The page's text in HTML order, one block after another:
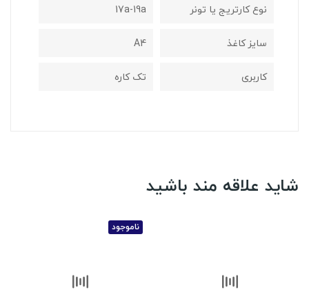
نوع کارتریج یا تونر
17a-19a
سایز کاغذ
A4
کاربری
تک کاره
شاید علاقه مند باشید
ناموجود